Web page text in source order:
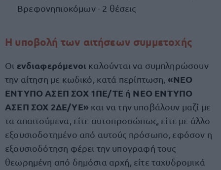
Βρεφονηπιοκόμων - 2 θέσεις
Η υποβολή των αιτήσεων συμμετοχής
Οι ενδιαφερόμενοι καλούνται να συμπληρώσουν
την αίτηση με κωδικό, κατά περίπτωση, «ΝΕΟ
ΕΝΤΥΠΟ ΑΣΕΠ ΣΟΧ 1ΠΕ/ΤΕ ή ΝΕΟ ΕΝΤΥΠΟ
ΑΣΕΠ ΣΟΧ 2ΔΕ/ΥΕ» και να την υποβάλουν μαζί με
τα απαιτούμενα, είτε αυτοπροσώπως, είτε με άλλο
εξουσιοδοτημένο από αυτούς πρόσωπο, εφόσον η
εξουσιοδότηση φέρει την υπογραφή τους
θεωρημένη από δημόσια αρχή, είτε ταχυδρομικά